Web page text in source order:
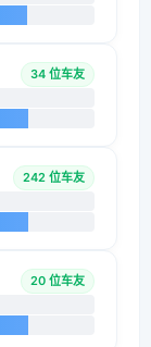
34 位车友
242 位车友
20 位车友